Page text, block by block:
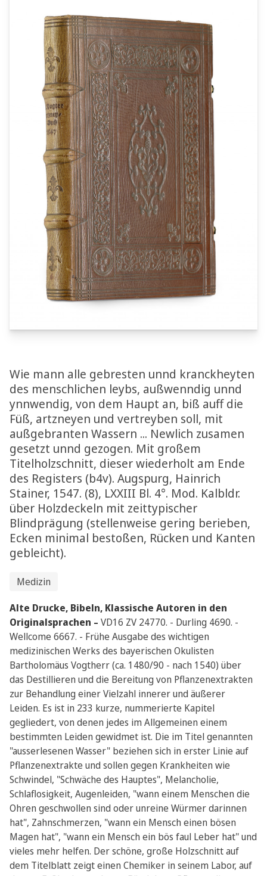
Wie mann alle gebresten unnd kranckheyten
des menschlichen leybs, außwenndig unnd
ynnwendig, von dem Haupt an, biß auff die
Füß, artzneyen und vertreyben soll, mit
außgebranten Wassern ... Newlich zusamen
gesetzt unnd gezogen. Mit großem
Titelholzschnitt, dieser wiederholt am Ende
des Registers (b4v). Augspurg, Hainrich
Stainer, 1547. (8), LXXIII Bl. 4°. Mod. Kalbldr.
über Holzdeckeln mit zeittypischer
Blindprägung (stellenweise gering berieben,
Ecken minimal bestoßen, Rücken und Kanten
gebleicht).
Medizin
Alte Drucke, Bibeln, Klassische Autoren in den
Originalsprachen – VD16 ZV 24770. - Durling 4690. -
Wellcome 6667. - Frühe Ausgabe des wichtigen
medizinischen Werks des bayerischen Okulisten
Bartholomäus Vogtherr (ca. 1480/90 - nach 1540) über
das Destillieren und die Bereitung von Pflanzenextrakten
zur Behandlung einer Vielzahl innerer und äußerer
Leiden. Es ist in 233 kurze, nummerierte Kapitel
gegliedert, von denen jedes im Allgemeinen einem
bestimmten Leiden gewidmet ist. Die im Titel genannten
"ausserlesenen Wasser" beziehen sich in erster Linie auf
Pflanzenextrakte und sollen gegen Krankheiten wie
Schwindel, "Schwäche des Hauptes", Melancholie,
Schlaflosigkeit, Augenleiden, "wann einem Menschen die
Ohren geschwollen sind oder unreine Würmer darinnen
hat", Zahnschmerzen, "wann ein Mensch einen bösen
Magen hat", "wann ein Mensch ein bös faul Leber hat" und
vieles mehr helfen. Der schöne, große Holzschnitt auf
dem Titelblatt zeigt einen Chemiker in seinem Labor, auf